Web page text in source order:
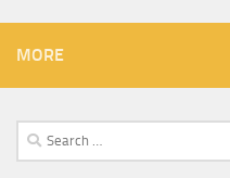
MORE
Search
for: